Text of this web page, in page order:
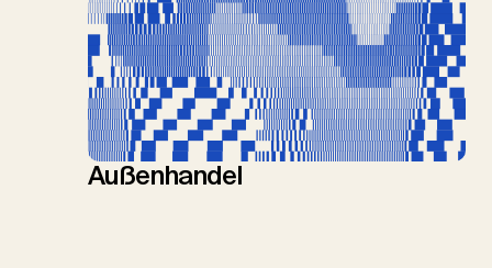
Außenhandel